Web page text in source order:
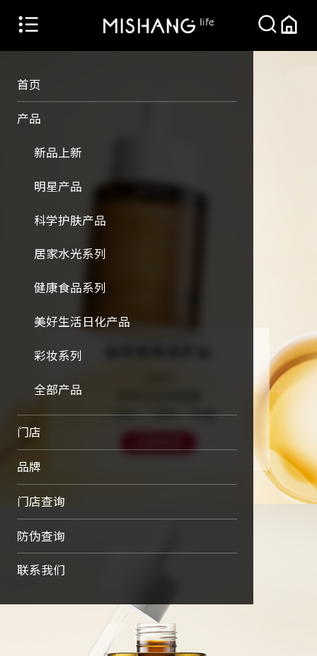
首页
产品
新品上新
明星产品
科学护肤产品
居家水光系列
健康食品系列
美好生活日化产品
彩妆系列
全部产品
门店
品牌
门店查询
防伪查询
联系我们
√修护 √温和 √舒缓